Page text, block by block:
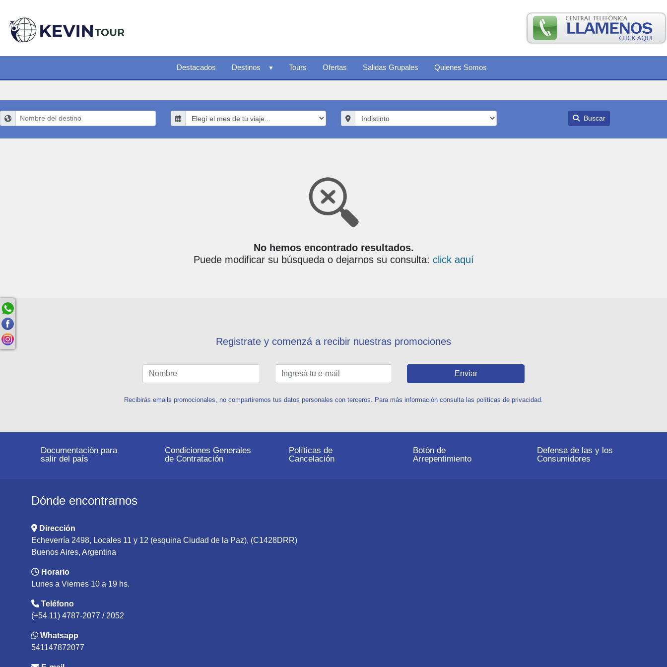
Destacados Destinos Tours Ofertas Salidas Grupales Quienes Somos
Buscar
No hemos encontrado resultados.
Puede modificar su búsqueda o dejarnos su consulta: click aquí
Registrate y comenzá a recibir nuestras promociones
Enviar
Recibirás emails promocionales, no compartiremos tus datos personales con terceros. Para más información consulta las políticas de privacidad.
Documentación para
salir del país
Condiciones Generales
de Contratación
Políticas de
Cancelación
Botón de
Arrepentimiento
Defensa de las y los
Consumidores
Dónde encontrarnos
Dirección
Echeverría 2498, Locales 11 y 12 (esquina Ciudad de la Paz), (C1428DRR)
Buenos Aires, Argentina
Horario
Lunes a Viernes 10 a 19 hs.
Teléfono
(+54 11) 4787-2077 / 2052
Whatsapp
541147872077